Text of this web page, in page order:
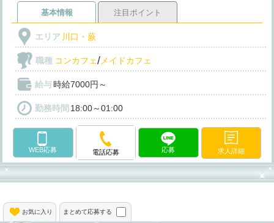
基本情報 注目ポイント
エリア 川口・蕨
職種 コンカフェ/メイドカフェ
給与時給7000円～
勤務時間 18:00～01:00
WEB応募 電話応募 応募 求人詳細
お気に入り まとめて応募する